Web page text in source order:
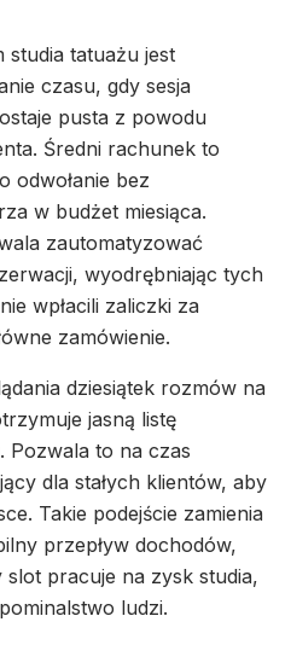
studia tatuażu jest
czasu, gdy sesja
pusta z powodu
Średni rachunek to
odwołanie bez
w budżet miesiąca.
zautomatyzować
wyodrębniając tych
wpłacili zaliczki za
zamówienie.
dziesiątek rozmów na
jasną listę
Pozwala to na czas
dla stałych klientów, aby
Takie podejście zamienia
przepływ dochodów,
pracuje na zysk studia,
ludzi.